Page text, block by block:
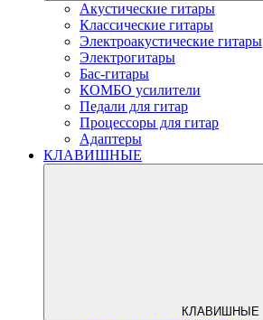
Акустические гитары
Классические гитары
Электроакустические гитары
Электрогитары
Бас-гитары
КОМБО усилители
Педали для гитар
Процессоры для гитар
Адаптеры
КЛАВИШНЫЕ
КЛАВИШНЫЕ